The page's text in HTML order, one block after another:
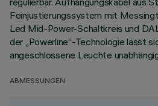
Feinjustierungssystem mit
Led Mid-Power-Schaltkreis und
der „Powerline“-Technologie lässt
angeschlossene Leuchte
ABMESSUNGEN